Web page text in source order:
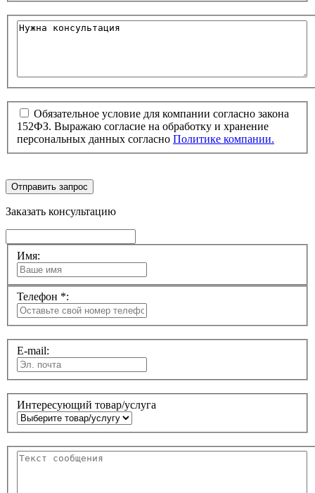
Обязательное условие для компании согласно закона
152ФЗ. Выражаю согласие на обработку и хранение
персональных данных согласно Политике компании.
Отправить запрос
Заказать консультацию
Имя:
Телефон *:
E-mail:
Интересующий товар/услуга